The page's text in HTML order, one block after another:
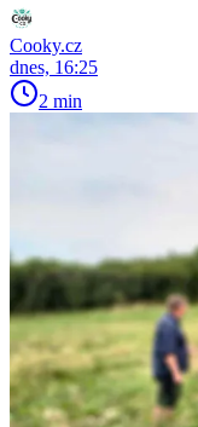
Cooky.cz
dnes, 16:25
2 min